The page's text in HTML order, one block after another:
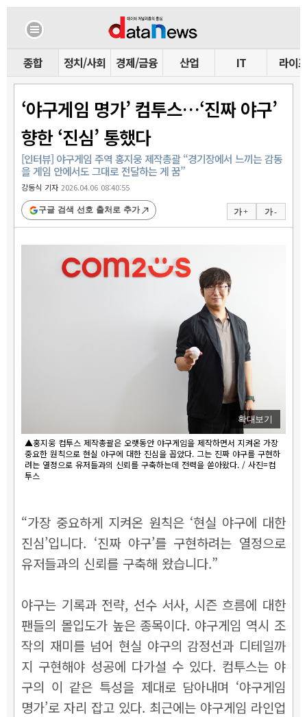
종합 정치/사회 경제/금융 산업 IT 라이프
‘야구게임 명가’ 컴투스…‘진짜 야구’
향한 ‘진심’ 통했다
[인터뷰] 야구게임 주역 홍지웅 제작총괄 “경기장에서 느끼는 감동
을 게임 안에서도 그대로 전달하는 게 꿈”
강동식 기자2026.04.06 08:40:55
가 + 가 -
구글 검색 선호 출처로 추가
확대보기
▲홍지웅 컴투스 제작총괄은 오랫동안 야구게임을 제작하면서 지켜온 가장
중요한 원칙으로 현실 야구에 대한 진심을 꼽았다. 그는 진짜 야구를 구현하
려는 열정으로 유저들과의 신뢰를 구축하는데 전력을 쏟아왔다. / 사진=컴
투스
“가장 중요하게 지켜온 원칙은 ‘현실 야구에 대한
진심’입니다. ‘진짜 야구’를 구현하려는 열정으로
유저들과의 신뢰를 구축해 왔습니다.”
야구는 기록과 전략, 선수 서사, 시즌 흐름에 대한
팬들의 몰입도가 높은 종목이다. 야구게임 역시 조
작의 재미를 넘어 현실 야구의 감정선과 디테일까
지 구현해야 성공에 다가설 수 있다. 컴투스는 야
구의 이 같은 특성을 제대로 담아내며 ‘야구게임
명가’로 자리 잡고 있다. 최근에는 야구게임 라인업